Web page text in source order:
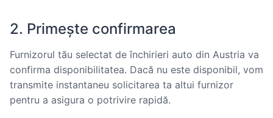
2. Primește confirmarea
Furnizorul tău selectat de închirieri auto din Austria va
confirma disponibilitatea. Dacă nu este disponibil, vom
transmite instantaneu solicitarea ta altui furnizor
pentru a asigura o potrivire rapidă.